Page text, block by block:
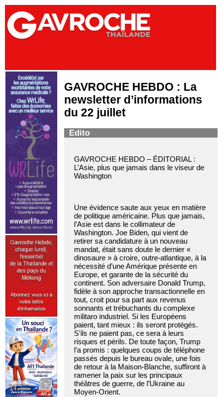
GAVROCHE HEBDO : La
newsletter d’informations
du 22 juillet
Edito
GAVROCHE HEBDO – ÉDITORIAL :
L’Asie, plus que jamais dans le viseur de
Washington
Une évidence saute aux yeux en matière
de politique américaine. Plus que jamais,
l’Asie est dans le collimateur de
Washington. Joe Biden, qui vient de
retirer sa candidature à un nouveau
mandat, était sans doute le dernier «
dinosaure » à croire, outre-atlantique, à la
nécessité d’une Amérique présente en
Europe, et garante de la sécurité du
continent. Son adversaire Donald Trump,
fidèle à son approche transactionnelle en
tout, croit pour sa part aux revenus
sonnants et trébuchants du complexe
militaro industriel. Si les Européens
paient, tant mieux : ils seront protégés.
S’ils ne paient pas, ce sera à leurs
risques et périls. De toute façon, Trump
l’a promis : quelques coups de téléphone
passés depuis le bureau ovale, une fois
de retour à la Maison-Blanche, suffiront à
ramener la paix sur les principaux
théâtres de guerre, de l’Ukraine au
Moyen-Orient.